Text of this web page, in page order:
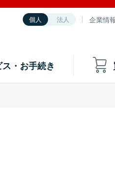
個人 法人 企業情
・お手続き